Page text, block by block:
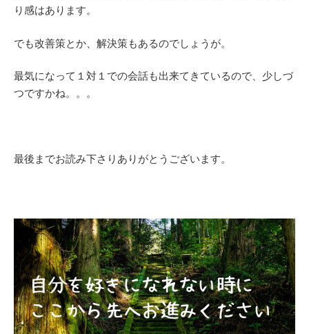
り感はあります。
でも改善策とか、解決策もあるのでしょうが。
最気になって１対１での会話も出来てきているので、少しづ
つですかね。。。
最後までお読み下さりありがとうございます。